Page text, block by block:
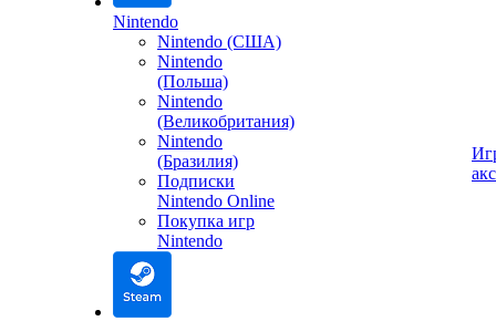
Nintendo
Nintendo (США)
Nintendo
(Польша)
Nintendo
(Великобритания)
Nintendo
(Бразилия)
Подписки
Nintendo Online
Покупка игр
Nintendo